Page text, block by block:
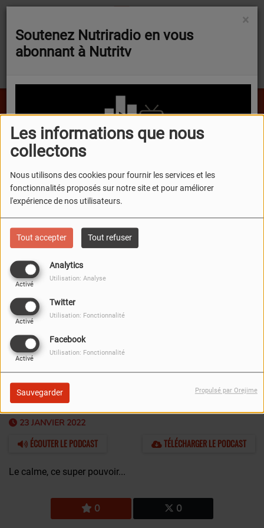
Les informations que nous
collectons
Nous utilisons des cookies pour fournir les services et les
fonctionnalités proposés sur notre site et pour améliorer
l'expérience de nos utilisateurs.
Tout accepter Tout refuser
Analytics
Activé
Utilisation: Analyse
Twitter
Activé
Utilisation: Fonctionnalité
Facebook
Activé
Utilisation: Fonctionnalité
Sauvegarder Propulsé par Orejime
Sheryl Crow - Soak up the sun
Novel Food évolue sur trois ingrédients d’intérêt pour la nutraceutique
Podcasts Supers pouvoirs Le calme: Ce super pouvoir
Le calme: Ce super
pouvoir
0 0
23 JANVIER 2022
ÉCOUTER LE PODCAST TÉLÉCHARGER LE PODCAST
Le calme, ce super pouvoir...
×
Soutenez Nutriradio en vous
abonnant à Nutritv